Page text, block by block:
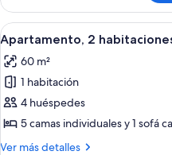
1
habitación,
balcón
Abrir
todas
las
fotos
de
Apartamento,
2
9
Apartamento, 2
60 m²
1 habitación
4 huéspedes
5 camas individuales y 1 sofá
Ver más detalles
Más